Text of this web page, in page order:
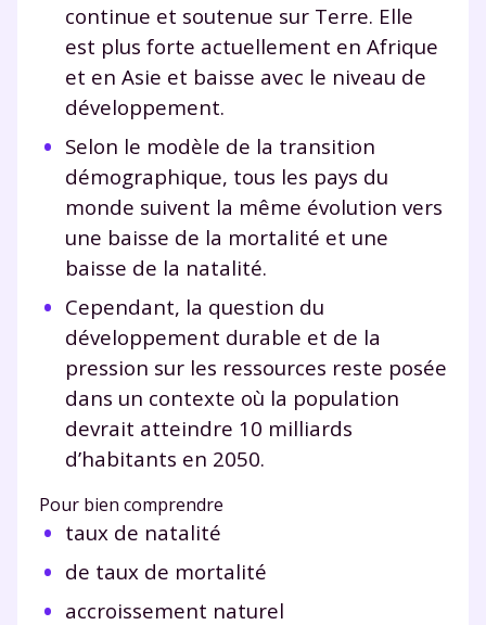
continue et soutenue sur Terre. Elle
est plus forte actuellement en Afrique
et en Asie et baisse avec le niveau de
développement.
Selon le modèle de la transition
démographique, tous les pays du
monde suivent la même évolution vers
une baisse de la mortalité et une
baisse de la natalité.
Cependant, la question du
développement durable et de la
pression sur les ressources reste posée
dans un contexte où la population
devrait atteindre 10 milliards
d’habitants en 2050.
Pour bien comprendre
taux de natalité
de taux de mortalité
accroissement naturel